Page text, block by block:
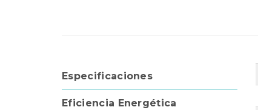
Especificaciones
Eficiencia Energética